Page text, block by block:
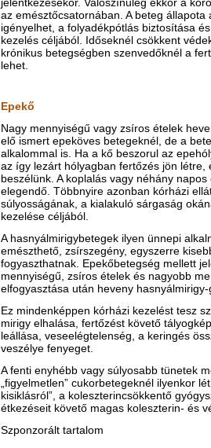
az emésztőcsatornában. A beteg
igényelhet, a folyadékpótlás biztosítása
kezelés céljából. Időseknél csökkent
krónikus betegségben szenvedőknél a
lehet.
Epekő
Nagy mennyiségű vagy zsíros ételek
elő ismert epeköves betegeknél, de a
alkalommal is. Ha a kő beszorul az
az így lezárt hólyagban fertőzés jön létre,
beszélünk. A koplalás vagy néhány
elegendő. Többnyire azonban kórházi
súlyosságának, a kialakuló sárgaság
kezelése céljából.
A hasnyálmirigybetegek ilyen ünnepi
emészthető, zsírszegény, egyszerre
fogyaszthatnak. Epekőbetegség mellett
mennyiségű, zsíros ételek és nagyobb
elfogyasztása után heveny
Ez mindenképpen kórházi kezelést tesz
mirigy elhalása, fertőzést követő
leállása, veseelégtelenség, a keringés
veszélye fenyeget.
A fenti enyhébb vagy súlyosabb tünetek
„figyelmetlen” cukorbetegeknél ilyenkor
kisiklásról”, a koleszterincsökkentő
étkezéseit követő magas koleszterin- és
Szponzorált tartalom